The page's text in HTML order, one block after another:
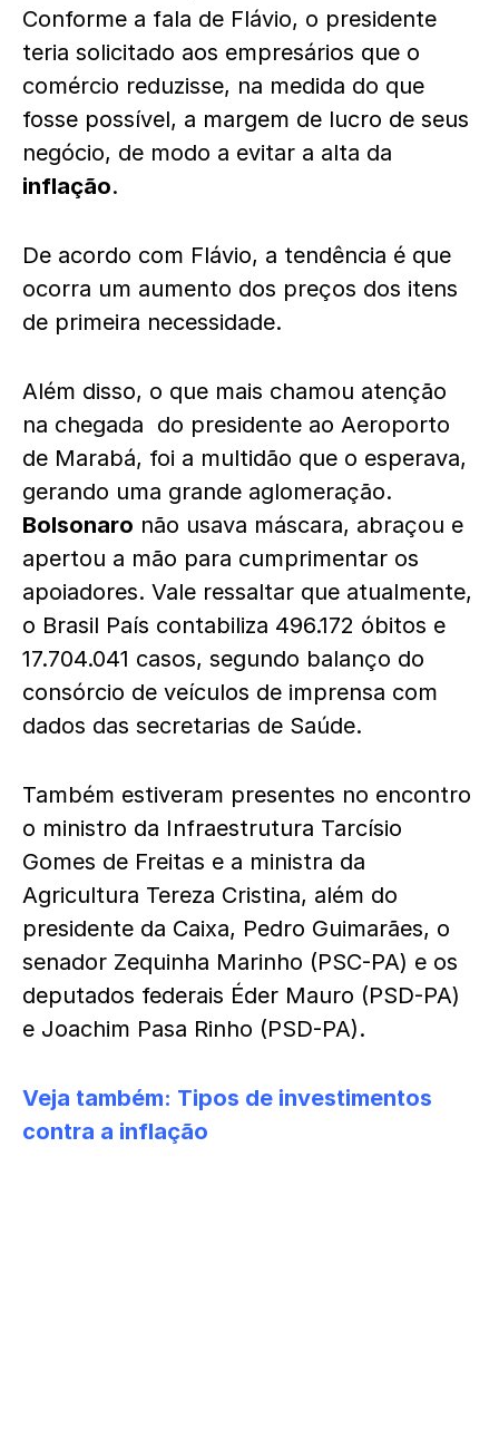
Conforme a fala de Flávio, o presidente
teria solicitado aos empresários que o
comércio reduzisse, na medida do que
fosse possível, a margem de lucro de seus
negócio, de modo a evitar a alta da
inflação.
De acordo com Flávio, a tendência é que
ocorra um aumento dos preços dos itens
de primeira necessidade.
Além disso, o que mais chamou atenção
na chegada do presidente ao Aeroporto
de Marabá, foi a multidão que o esperava,
gerando uma grande aglomeração.
Bolsonaro não usava máscara, abraçou e
apertou a mão para cumprimentar os
apoiadores. Vale ressaltar que atualmente,
o Brasil País contabiliza 496.172 óbitos e
17.704.041 casos, segundo balanço do
consórcio de veículos de imprensa com
dados das secretarias de Saúde.
Também estiveram presentes no encontro
o ministro da Infraestrutura Tarcísio
Gomes de Freitas e a ministra da
Agricultura Tereza Cristina, além do
presidente da Caixa, Pedro Guimarães, o
senador Zequinha Marinho (PSC-PA) e os
deputados federais Éder Mauro (PSD-PA)
e Joachim Pasa Rinho (PSD-PA).
Veja também: Tipos de investimentos
contra a inflação